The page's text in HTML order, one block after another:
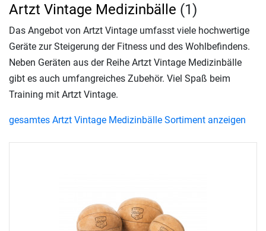
Artzt Vintage Medizinbälle (1)
Das Angebot von Artzt Vintage umfasst viele hochwertige
Geräte zur Steigerung der Fitness und des Wohlbefindens.
Neben Geräten aus der Reihe Artzt Vintage Medizinbälle
gibt es auch umfangreiches Zubehör. Viel Spaß beim
Training mit Artzt Vintage.
gesamtes Artzt Vintage Medizinbälle Sortiment anzeigen